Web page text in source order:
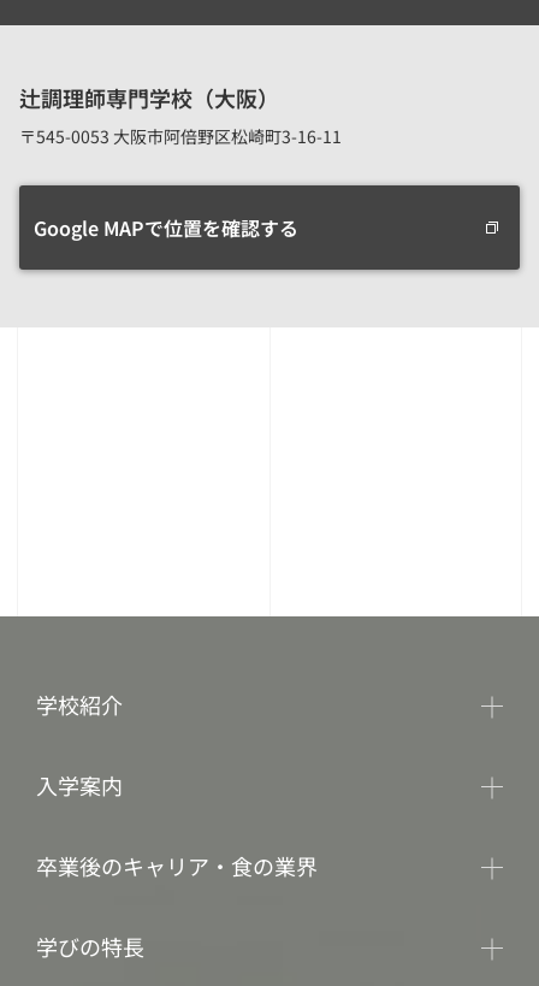
辻調理師専門学校（大阪）
〒545-0053 大阪市阿倍野区松崎町3-16-11
Google MAPで位置を確認する
学校紹介
入学案内
卒業後のキャリア・食の業界
学びの特長